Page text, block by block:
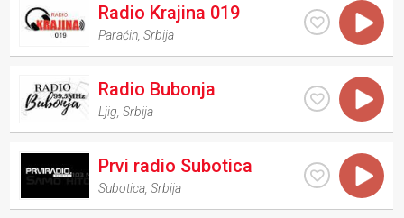
Radio Krajina 019
Paraćin ,Srbija
Radio Bubonja
Ljig ,Srbija
Prvi radio Subotica
Subotica ,Srbija